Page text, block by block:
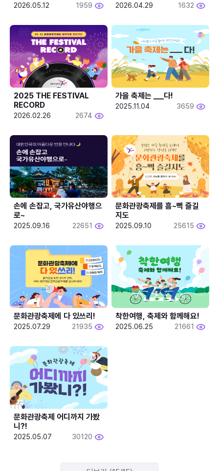
2026.05.12 1959 2026.04.29 1632
2025 THE FESTIVAL
RECORD
2026.02.26 2674
2025.11.04 3659
손에 손잡고, 국가유산야행으
로~
2025.09.16 22651
문화관광축제를 흠~뻑 즐길
지도
2025.09.10 25615
문화관광축제에 다 있쓰리!
2025.07.29 21935
착한여행, 축제와 함께해요!
2025.06.25 21661
문화관광축제 어디까지 가봤
니?!
2025.05.07 30120